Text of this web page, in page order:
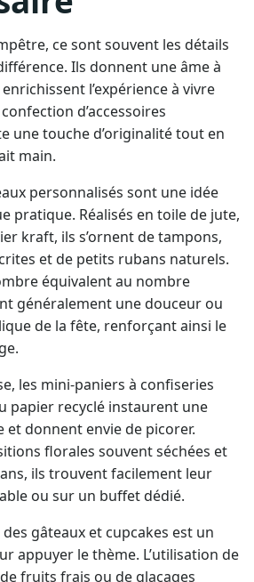
ce sont souvent les détails
Ils donnent une âme à
l’expérience à vivre
d’accessoires
une touche d’originalité tout en
main.
personnalisés sont une idée
pratique. Réalisés en toile de jute,
kraft, ils s’ornent de tampons,
et de petits rubans naturels.
équivalent au nombre
généralement une douceur ou
de la fête, renforçant ainsi le
les mini-paniers à confiseries
papier recyclé instaurent une
et donnent envie de picorer.
florales souvent séchées et
ils trouvent facilement leur
ou sur un buffet dédié.
gâteaux et cupcakes est un
appuyer le thème. L’utilisation de
fruits frais ou de glaçages
pastel est très en vogue. Une